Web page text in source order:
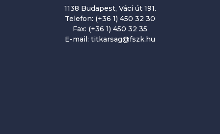
1138 Budapest, Váci út 191.
Telefon: (+36 1) 450 32 30
Fax: (+36 1) 450 32 35
E-mail: titkarsag@fszk.hu